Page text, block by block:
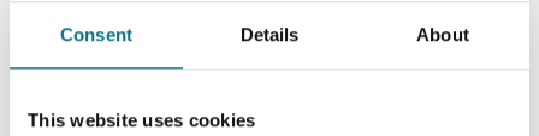
Consent Details About
This website uses cookies
Serienummer:
1
Underverkene